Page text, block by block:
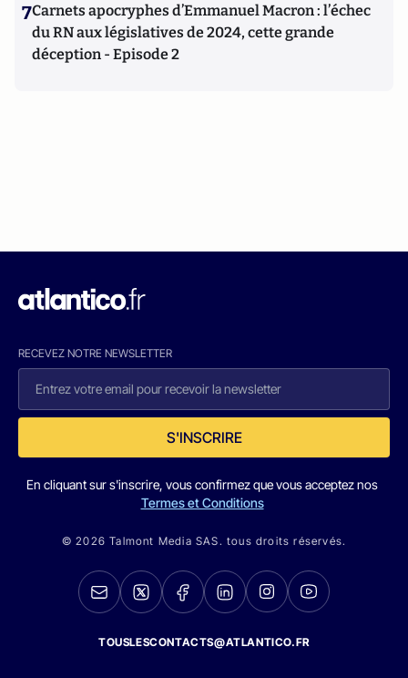
7Carnets apocryphes d’Emmanuel Macron : l’échec
du RN aux législatives de 2024, cette grande
déception - Episode 2
RECEVEZ NOTRE NEWSLETTER
S'INSCRIRE
En cliquant sur s'inscrire, vous confirmez que vous acceptez nos
Termes et Conditions
© 2026 Talmont Media SAS. tous droits réservés.
TOUSLESCONTACTS@ATLANTICO.FR